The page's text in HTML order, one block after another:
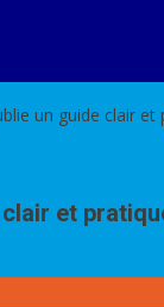
un guide clair
et